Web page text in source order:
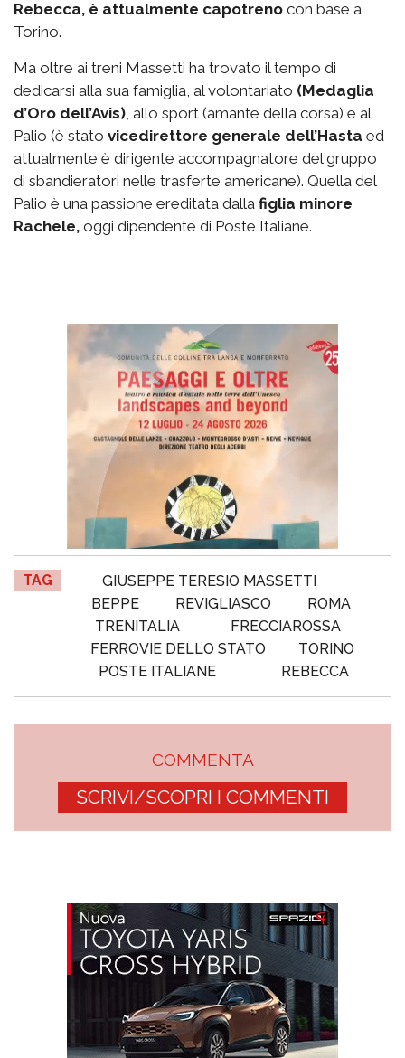
Rebecca, è attualmente capotreno con base a
Torino.
Ma oltre ai treni Massetti ha trovato il tempo di
dedicarsi alla sua famiglia, al volontariato (Medaglia
d’Oro dell’Avis), allo sport (amante della corsa) e al
Palio (è stato vicedirettore generale dell’Hasta ed
attualmente è dirigente accompagnatore del gruppo
di sbandieratori nelle trasferte americane). Quella del
Palio è una passione ereditata dalla figlia minore
Rachele, oggi dipendente di Poste Italiane.
TAG
GIUSEPPE TERESIO MASSETTI
BEPPE
REVIGLIASCO
ROMA
TRENITALIA
FRECCIAROSSA
FERROVIE DELLO STATO
TORINO
POSTE ITALIANE
REBECCA
COMMENTA
SCRIVI/SCOPRI I COMMENTI